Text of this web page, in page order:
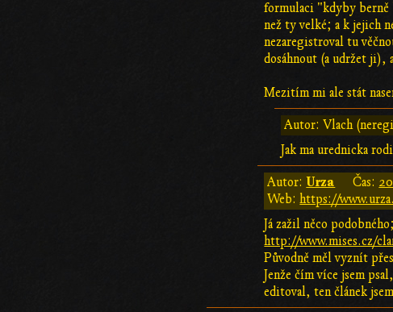
formulaci "kdyby berně
než ty velké; a k jejich
nezaregistroval tu
dosáhnout (a udržet ji),
Mezitím mi ale stát
Autor: Vlach
Jak ma urednicka
Autor: Urza Čas:
Web:https://
Já zažil něco
http://www.mises.cz/
Původně měl vyznít
Jenže čím více jsem
editoval, ten článek